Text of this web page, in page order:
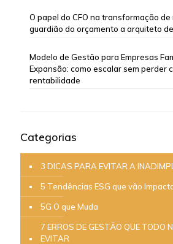
O papel do CFO na transformação
guardião do orçamento a arquiteto
Modelo de Gestão para Empresas
Expansão: como escalar sem perder
rentabilidade
Categorias
3 DICAS PARA EVITAR A
5 Tendências ESG que vão
5G O que Muda
7 ERROS DE GESTÃO QUE TODO
EVITAR